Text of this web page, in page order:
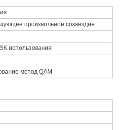
произвольное созвездие
использования
метод QAM